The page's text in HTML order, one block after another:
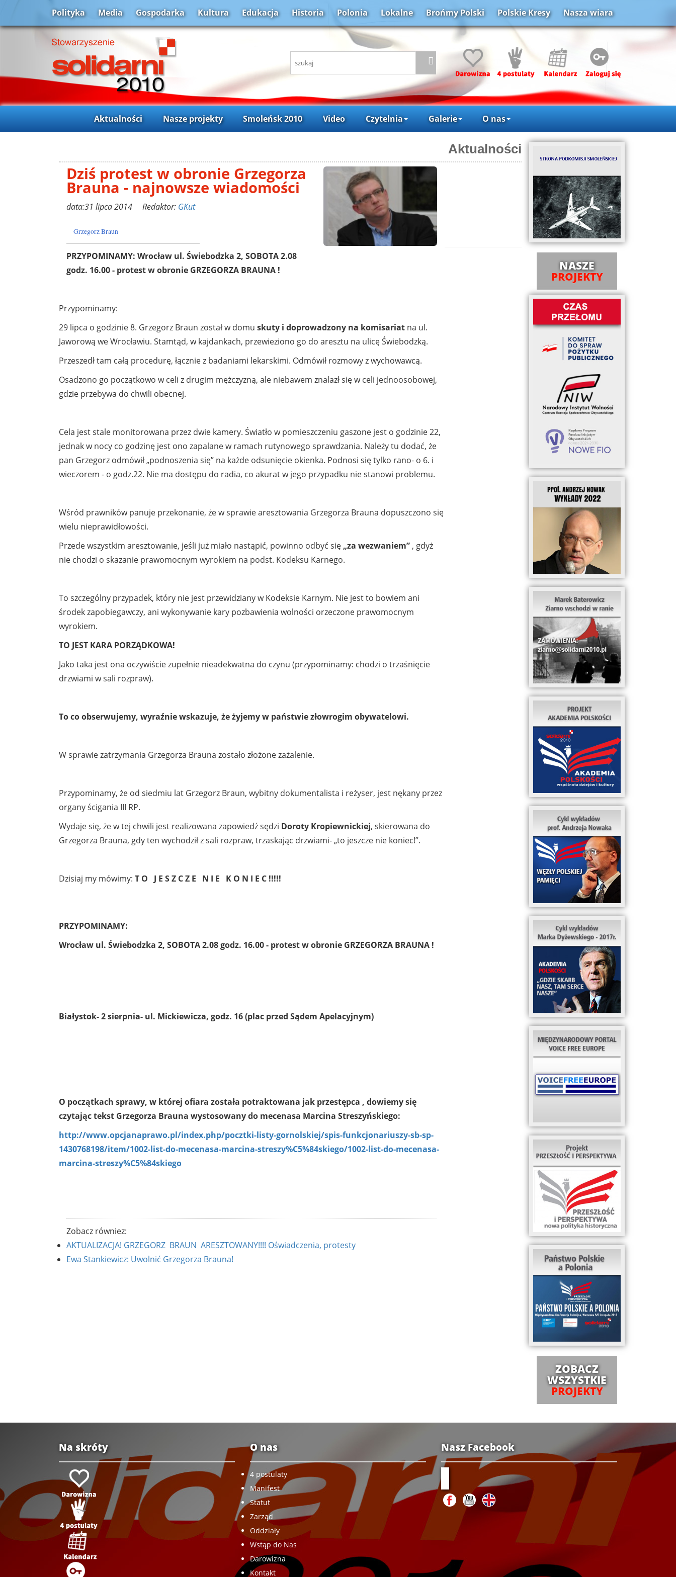
Polityka Media Gospodarka Kultura Edukacja Historia Polonia Lokalne Brońmy Polski Polskie Kresy Nasza wiara
Aktualności Nasze projekty Smoleńsk 2010 Video Czytelnia Galerie O nas
Aktualności
Dziś protest w obronie Grzegorza
Brauna - najnowsze wiadomości
data:31 lipca 2014 Redaktor: GKut
Grzegorz Braun
PRZYPOMINAMY: Wrocław ul. Świebodzka 2, SOBOTA 2.08
godz. 16.00 - protest w obronie GRZEGORZA BRAUNA !
Przypominamy:
29 lipca o godzinie 8. Grzegorz Braun został w domu skuty i doprowadzony na komisariat na ul.
Jaworową we Wrocławiu. Stamtąd, w kajdankach, przewieziono go do aresztu na ulicę Świebodzką.
Przeszedł tam całą procedurę, łącznie z badaniami lekarskimi. Odmówił rozmowy z wychowawcą.
Osadzono go początkowo w celi z drugim mężczyzną, ale niebawem znalazł się w celi jednoosobowej,
gdzie przebywa do chwili obecnej.
Cela jest stale monitorowana przez dwie kamery. Światło w pomieszczeniu gaszone jest o godzinie 22,
jednak w nocy co godzinę jest ono zapalane w ramach rutynowego sprawdzania. Należy tu dodać, że
pan Grzegorz odmówił „podnoszenia się” na każde odsunięcie okienka. Podnosi się tylko rano- o 6. i
wieczorem - o godz.22. Nie ma dostępu do radia, co akurat w jego przypadku nie stanowi problemu.
Wśród prawników panuje przekonanie, że w sprawie aresztowania Grzegorza Brauna dopuszczono się
wielu nieprawidłowości.
Przede wszystkim aresztowanie, jeśli już miało nastąpić, powinno odbyć się „za wezwaniem” , gdyż
nie chodzi o skazanie prawomocnym wyrokiem na podst. Kodeksu Karnego.
To szczególny przypadek, który nie jest przewidziany w Kodeksie Karnym. Nie jest to bowiem ani
środek zapobiegawczy, ani wykonywanie kary pozbawienia wolności orzeczone prawomocnym
wyrokiem.
TO JEST KARA PORZĄDKOWA!
Jako taka jest ona oczywiście zupełnie nieadekwatna do czynu (przypominamy: chodzi o trzaśnięcie
drzwiami w sali rozpraw).
To co obserwujemy, wyraźnie wskazuje, że żyjemy w państwie złowrogim obywatelowi.
W sprawie zatrzymania Grzegorza Brauna zostało złożone zażalenie.
Przypominamy, że od siedmiu lat Grzegorz Braun, wybitny dokumentalista i reżyser, jest nękany przez
organy ścigania III RP.
Wydaje się, że w tej chwili jest realizowana zapowiedź sędzi Doroty Kropiewnickiej, skierowana do
Grzegorza Brauna, gdy ten wychodził z sali rozpraw, trzaskając drzwiami- „to jeszcze nie koniec!”.
Dzisiaj my mówimy: T O J E S Z C Z E N I E K O N I E C !!!!!
PRZYPOMINAMY:
Wrocław ul. Świebodzka 2, SOBOTA 2.08 godz. 16.00 - protest w obronie GRZEGORZA BRAUNA !
Białystok- 2 sierpnia- ul. Mickiewicza, godz. 16 (plac przed Sądem Apelacyjnym)
O początkach sprawy, w której ofiara została potraktowana jak przestępca , dowiemy się
czytając tekst Grzegorza Brauna wystosowany do mecenasa Marcina Streszyńskiego:
http://www.opcjanaprawo.pl/index.php/pocztki-listy-gornolskiej/spis-funkcjonariuszy-sb-sp-
1430768198/item/1002-list-do-mecenasa-marcina-streszy%C5%84skiego/1002-list-do-mecenasa-
marcina-streszy%C5%84skiego
Zobacz równiez:
AKTUALIZACJA! GRZEGORZ BRAUN ARESZTOWANY!!!! Oświadczenia, protesty
Ewa Stankiewicz: Uwolnić Grzegorza Brauna!
NASZE
PROJEKTY
ZOBACZ
WSZYSTKIE
PROJEKTY
Na skróty O nas
4 postulaty
Manifest
Statut
Zarząd
Oddziały
Wstąp do Nas
Darowizna
Kontakt
Nasz Facebook